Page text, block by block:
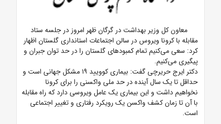
معاون کل وزیر بهداشت در گرگان ظهر امروز در جلسه ستاد
مقابله با کرونا ویروس در سالن اجتماعات استانداری گلستان اظهار
کرد: سعی می‌کنیم تمام کمبودهای گلستان را در حد توان جبران و
پیگیری می‌کنیم.
دکتر ایرج حریرچی گفت: بیماری کوویید ۱۹ مشکل جهانی است و
حداقل تا یک سال آینده در حد ملی واکسنی را برای کرونا
نخواهیم داشت و این بیماری یک عامل ویروسی دارد که راه مقابله
با آن تا زمان کشف واکسن یک رویکرد رفتاری و‌ تغییر اجتماعی
است.